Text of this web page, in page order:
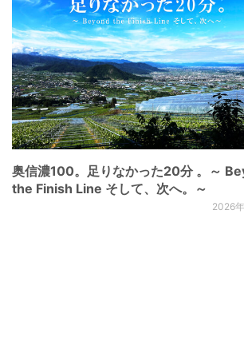
奥信濃100。足りなかった20分 。～
the Finish Line そして、次へ。～
2026